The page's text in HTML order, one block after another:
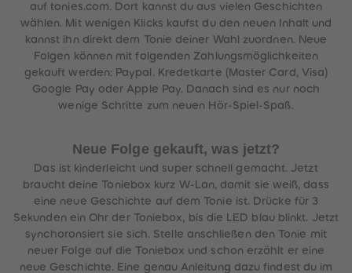
auf tonies.com. Dort kannst du aus vielen Geschichten
wählen. Mit wenigen Klicks kaufst du den neuen Inhalt und
kannst ihn direkt dem Tonie deiner Wahl zuordnen. Neue
Folgen können mit folgenden Zahlungsmöglichkeiten
gekauft werden: Paypal. Kredetkarte (Master Card, Visa)
Google Pay oder Apple Pay. Danach sind es nur noch
wenige Schritte zum neuen Hör-Spiel-Spaß.
Neue Folge gekauft, was jetzt?
Das ist kinderleicht und super schnell gemacht. Jetzt
braucht deine Toniebox kurz W-Lan, damit sie weiß, dass
eine neue Geschichte auf dem Tonie ist. Drücke für 3
Sekunden ein Ohr der Toniebox, bis die LED blau blinkt. Jetzt
synchoronsiert sie sich. Stelle anschließen den Tonie mit
neuer Folge auf die Toniebox und schon erzählt er eine
neue Geschichte. Eine genau Anleitung dazu findest du im